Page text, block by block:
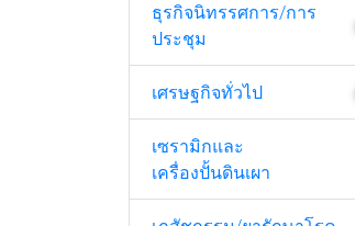
ธุรกิจนิทรรศการ/การ
ประชุม
เศรษฐกิจทั่วไป
เซรามิกและ
เครื่องปั้นดินเผา